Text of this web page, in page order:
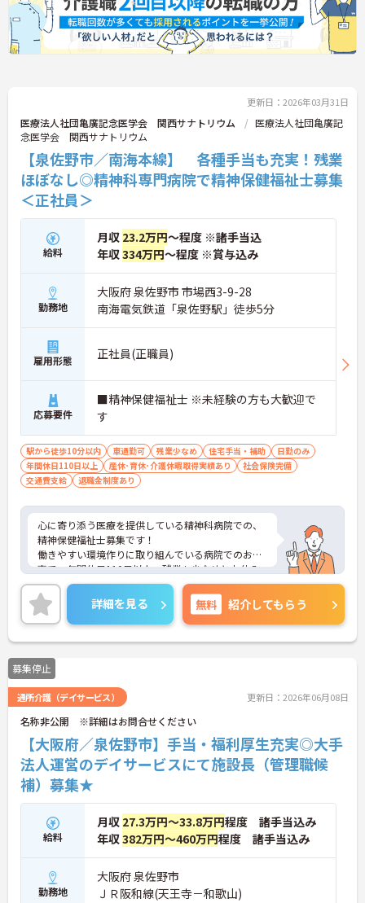
更新日：2026年03月31日
医療法人社団亀廣記念医学会 関西サナトリウム
医療法人社団亀廣記
念医学会 関西サナトリウム
【泉佐野市／南海本線】 各種手当も充実！残業
ほぼなし◎精神科専門病院で精神保健福祉士募集
＜正社員＞
給料
月収 23.2万円～程度 ※諸手当込
年収334万円～程度 ※賞与込み
勤務地
大阪府 泉佐野市 市場西3-9-28
南海電気鉄道「泉佐野駅」徒歩5分
雇用形態 正社員(正職員)
応募要件
■精神保健福祉士 ※未経験の方も大歓迎で
す
駅から徒歩10分以内 車通勤可 残業少なめ 住宅手当・補助
日勤のみ
年間休日110日以上
産休･育休･介護休暇取得実績あり
社会保険完備
交通費支給
退職金制度あり
心に寄り添う医療を提供している精神科病院での、
精神保健福祉士募集です！
働きやすい環境作りに取り組んでいる病院でのお仕
事で、年間休日110日以上、残業も少なめとお休み
もしっかり取得いただけます。
当直は可能な方のみで、月4回程度、1回10,000円の
手当もございます。
興味をお持ちの方はお気軽にお問い合わせ下さい！
詳細を見る 無料 紹介してもらう
募集停止
通所介護（デイサービス） 更新日：2026年06月08日
名称非公開 ※詳細はお問合せください
【大阪府／泉佐野市】手当・福利厚生充実◎大手
法人運営のデイサービスにて施設長（管理職候
補）募集★
給料
月収 27.3万円～33.8万円程度 諸手当込み
年収382万円～460万円程度 諸手当込み
勤務地
大阪府 泉佐野市
ＪＲ阪和線(天王寺－和歌山)